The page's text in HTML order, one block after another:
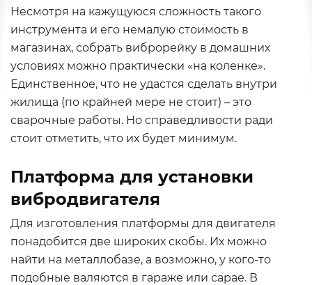
Несмотря на кажущуюся сложность такого
инструмента и его немалую стоимость в
магазинах, собрать виброрейку в домашних
условиях можно практически «на коленке».
Единственное, что не удастся сделать внутри
жилища (по крайней мере не стоит) – это
сварочные работы. Но справедливости ради
стоит отметить, что их будет минимум.
Платформа для установки
вибродвигателя
Для изготовления платформы для двигателя
понадобится две широких скобы. Их можно
найти на металлобазе, а возможно, у кого-то
подобные валяются в гараже или сарае. В